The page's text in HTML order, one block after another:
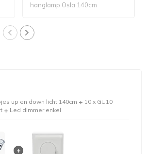
hanglamp Osla 140cm
up en down licht 140cm
10 x GU10
Led dimmer enkel